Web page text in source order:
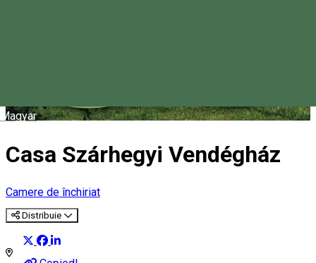
Magyar
Casa Szárhegyi Vendégház
Camere de închiriat
Distribuie